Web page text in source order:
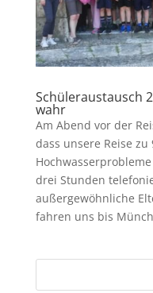
Schüleraustausch
wahr
Am Abend vor der
dass unsere Reise
drei Stunden
außergewöhnliche
fahren uns bis